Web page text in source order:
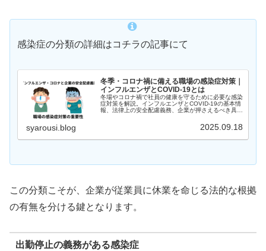
感染症の分類の詳細はコチラの記事にて
冬季・コロナ禍に備える職場の感染症対策｜
インフルエンザとCOVID-19とは
冬場やコロナ禍で社員の健康を守るために必要な感染
症対策を解説。インフルエンザとCOVID-19の基本情
報、法律上の安全配慮義務、企業が押さえるべき具体
syarousi.blog 2025.09.18
この分類こそが、企業が従業員に休業を命じる法的な根拠
の有無を分ける鍵となります。
出勤停止の義務がある感染症